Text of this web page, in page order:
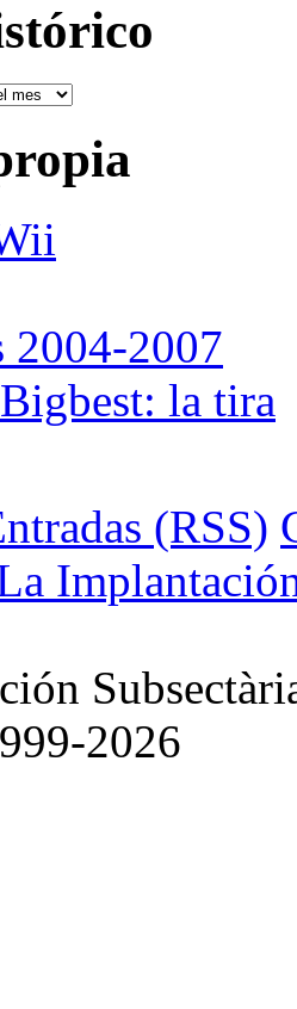
2004-2007
la tira
(RSS)
2026